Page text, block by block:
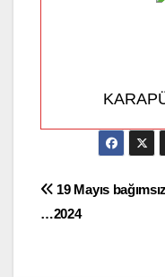
Yazı
19 Mayıs
…2024